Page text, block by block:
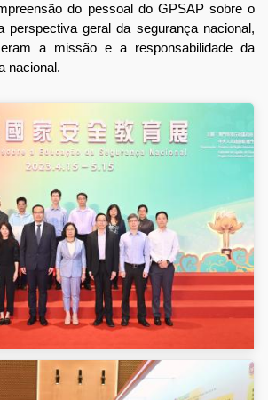
do pessoal do GPSAP sobre o
perspectiva geral da segurança nacional,
a missão e a responsabilidade da
nacional.